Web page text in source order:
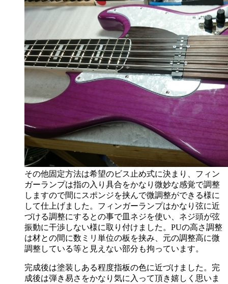
その他固定方法は希望のビス止め式に決まり、フィン
ガーランプは指の入り具合をかなり微妙な感覚で調整
しますので間にスポンジを挟んで微調整ができる様に
して仕上げました。フィンガーランプはかなり弦に近
づける調整にするとの事で皿ネジを使い、ネジ頭が弦
振動に干渉しない様に取り付けました。PUの高さ調整
は材との間に数ミリ単位の板を挟み、元の調整高に微
調整している等と見えない部分も拘っています。
完成後は塗装しある程度指板の色に近づけました。完
成後は弾き易さをかなり気に入って頂き嬉しく思いま